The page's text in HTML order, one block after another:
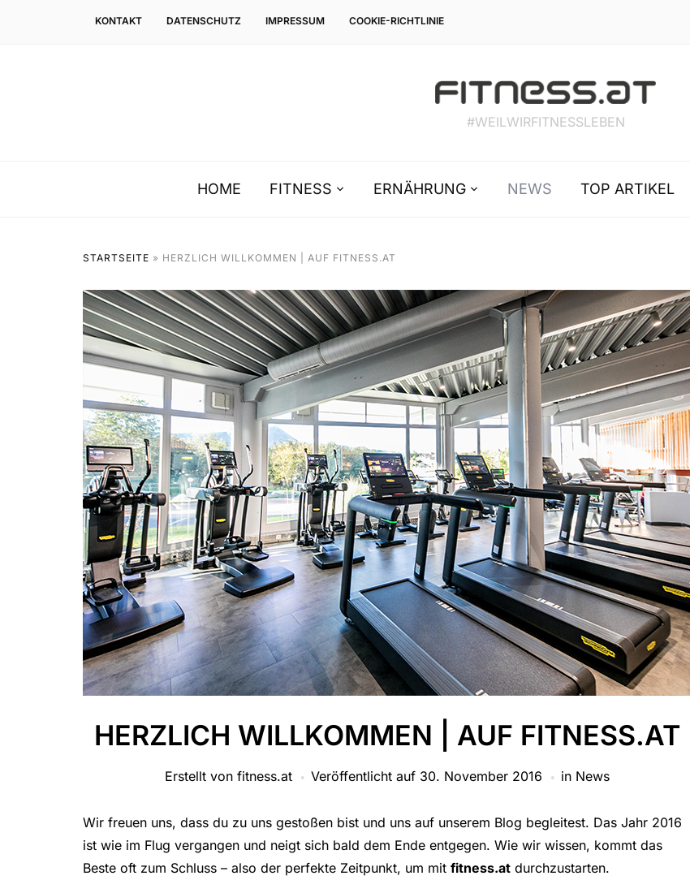
KONTAKT DATENSCHUTZ IMPRESSUM COOKIE-RICHTLINIE
#WEILWIRFITNESSLEBEN
HOME FITNESS ERNÄHRUNG NEWS TOP ARTIKEL
STARTSEITE » HERZLICH WILLKOMMEN | AUF FITNESS.AT
HERZLICH WILLKOMMEN | AUF FITNESS.AT
Erstellt von fitness.at Veröffentlicht auf 30. November 2016 in News
Wir freuen uns, dass du zu uns gestoßen bist und uns auf unserem Blog begleitest. Das Jahr 2016
ist wie im Flug vergangen und neigt sich bald dem Ende entgegen. Wie wir wissen, kommt das
Beste oft zum Schluss – also der perfekte Zeitpunkt, um mit fitness.at durchzustarten.